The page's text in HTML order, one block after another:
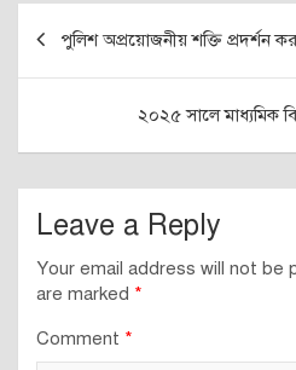
Post
navigation
পুলিশ অপ্রয়োজনীয় শক্তি প্রদর্শন
২০২৫ সালে মাধ্যমিক
Leave a Reply
Your email address will not be
are marked *
Comment *